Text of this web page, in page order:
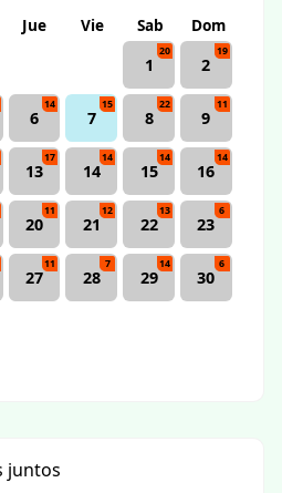
Jue Vie Sab
Dom
1
20
2
19
6
14
7
15
8
22
9
11
13
17
14
14
15
14
16
14
20
11
21
12
22
13
23
6
27
11
28
7
29
14
30
6